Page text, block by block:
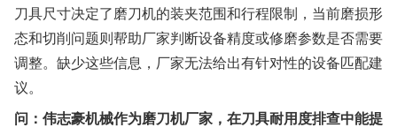
刀具尺寸决定了磨刀机的装夹范围和行程限制，当前磨损形
态和切削问题则帮助厂家判断设备精度或修磨参数是否需要
调整。缺少这些信息，厂家无法给出有针对性的设备匹配建
议。
问：伟志豪机械作为磨刀机厂家，在刀具耐用度排查中能提